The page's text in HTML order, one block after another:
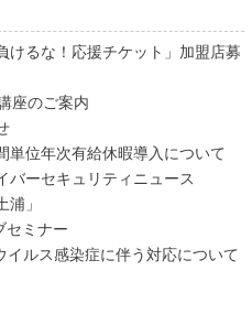
けるな！応援チケット」加盟店募
座のご案内
単位年次有給休暇導入について
バーセキュリティニュース
」
セミナー
ルス感染症に伴う対応について